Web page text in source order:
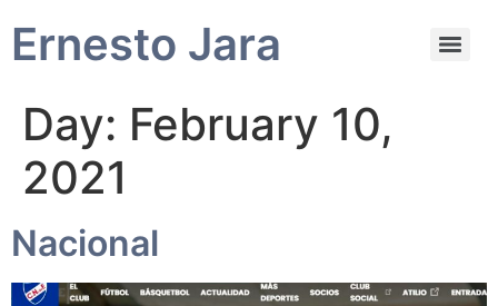
Ernesto Jara
Day: February 10,
2021
Nacional